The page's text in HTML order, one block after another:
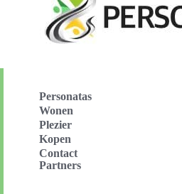
Personatas
Wonen
Plezier
Kopen
Contact
Partners